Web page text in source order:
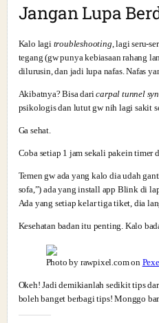
Jangan Lupa
Kalo lagi troubleshooting, lagi seru-
tegang (gw punya kebiasaan rahang
dilurusin, dan jadi lupa nafas. Nafas
Akibatnya? Bisa daricarpal tunnel
psikologis dan lutut gw nih lagi sakit
Ga sehat.
Coba setiap 1 jam sekali pakein timer
Temen gw ada yang kalo dia udah
sofa,”) ada yang install app Blink di
Ada yang setiap kelar tiga tiket, dia
Kesehatan badan itu penting. Kalo
Photo by rawpixel.com on
Okeh! Jadi demikianlah sedikit tips
boleh banget berbagi tips! Monggo